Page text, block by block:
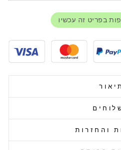
בפריט זה עכשיו
תיאור
והחזרות